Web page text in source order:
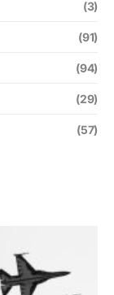
(3)
(91)
(94)
(29)
(57)